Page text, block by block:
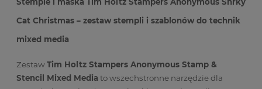
Cat Christmas – zestaw stempli i szablonów do technik
mixed media
ZestawTim Holtz Stampers Anonymous Stamp &
Stencil Mixed Media to wszechstronne narzędzie dla